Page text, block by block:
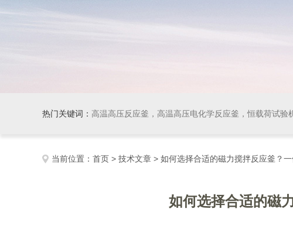
热门关键词： 高温高压反应釜，高温高压电化学反应釜，恒载荷试验
当前位置： 首页 > 技术文章 > 如何选择合适的磁力搅拌反应釜？
如何选择合适的磁